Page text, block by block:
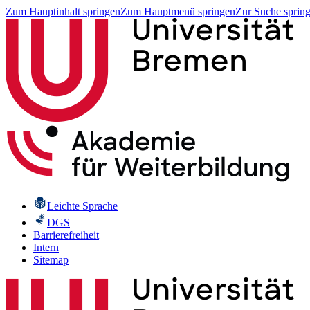
Zum Hauptinhalt springenZum Hauptmenü springenZur Suche
Leichte Sprache
DGS
Barrierefreiheit
Intern
Sitemap